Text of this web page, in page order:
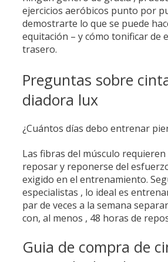
ejercicios aeróbicos punto por
demostrarte lo que se puede
equitación – y cómo tonificar de
trasero.
Preguntas sobre
diadora lux
¿Cuántos días debo entrenar
Las fibras del músculo
reposar y reponerse del
exigido en el entrenamiento.
especialistas , lo ideal es
par de veces a la semana
con, al menos , 48 horas de
Guia de compra de